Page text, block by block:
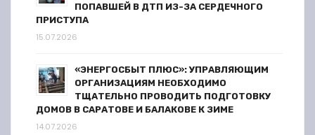
ПОПАВШЕЙ В ДТП ИЗ-ЗА СЕРДЕЧНОГО
ПРИСТУПА
15.07.2026
«ЭНЕРГОСБЫТ ПЛЮС»: УПРАВЛЯЮЩИМ
ОРГАНИЗАЦИЯМ НЕОБХОДИМО
ТЩАТЕЛЬНО ПРОВОДИТЬ ПОДГОТОВКУ
ДОМОВ В САРАТОВЕ И БАЛАКОВЕ К ЗИМЕ
14.07.2026